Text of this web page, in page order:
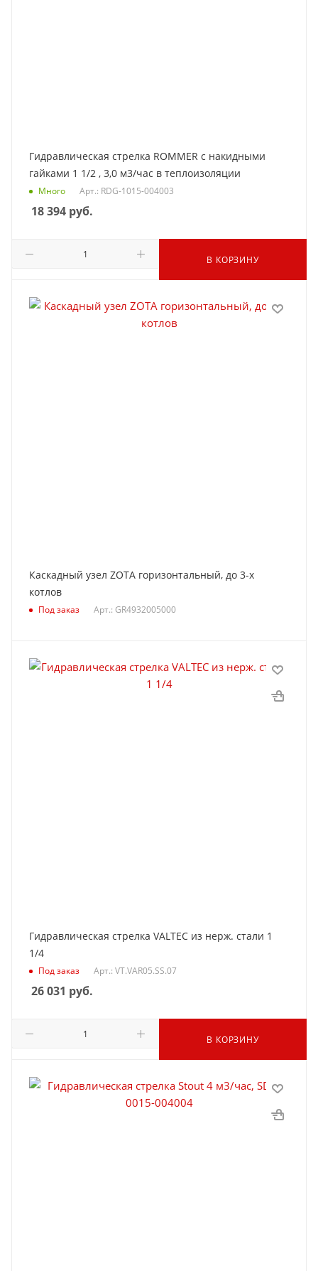
Гидравлическая стрелка ROMMER с накидными
гайками 1 1/2 , 3,0 м3/час в теплоизоляции
Много Арт.: RDG-1015-004003
18 394 руб.
В КОРЗИНУ
Каскадный узел ZOTA горизонтальный, до 3-х
котлов
Под заказ Арт.: GR4932005000
Гидравлическая стрелка VALTEC из нерж. стали 1
1/4
Под заказ Арт.: VT.VAR05.SS.07
26 031 руб.
В КОРЗИНУ